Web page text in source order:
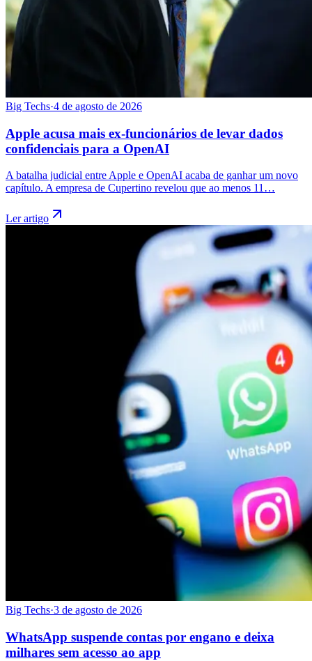
Big Techs·4 de agosto de 2026
Apple acusa mais ex-funcionários de levar dados
confidenciais para a OpenAI
A batalha judicial entre Apple e OpenAI acaba de ganhar um novo
capítulo. A empresa de Cupertino revelou que ao menos 11…
Ler artigo
Big Techs·3 de agosto de 2026
WhatsApp suspende contas por engano e deixa
milhares sem acesso ao app